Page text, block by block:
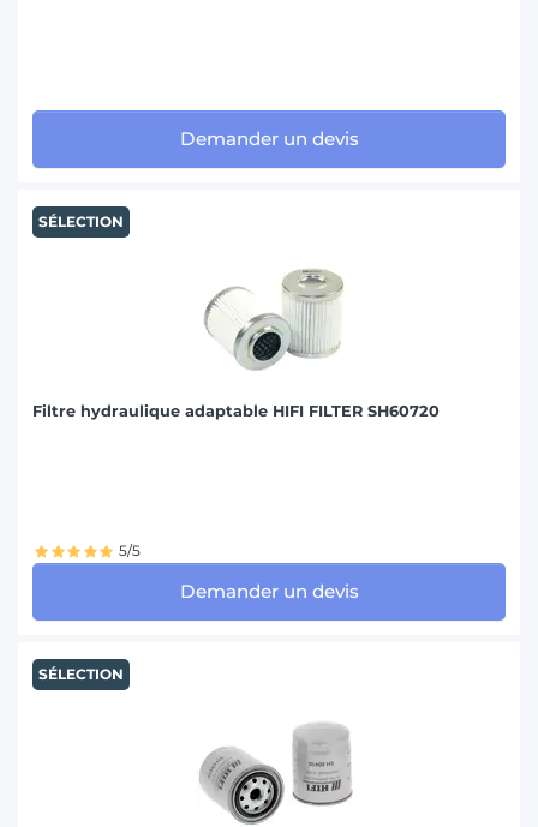
Demander un devis
SÉLECTION
Filtre hydraulique adaptable HIFI FILTER SH60720
5/5
Demander un devis
SÉLECTION